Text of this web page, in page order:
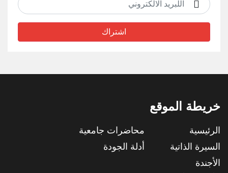
اشتراك
خريطة الموقع
الرئيسية
السيرة الذاتية
الأجندة
محاضرات جامعية
أدلة الجودة